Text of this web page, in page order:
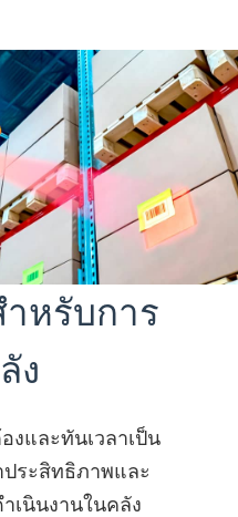
บบไทย
Việt
magyar
อบ
ก่ผู้ใช้
หาคู่ครอง
หรับการ
ง
และทันเวลาเป็น
ระสิทธิภาพและ
เนินงานในคลัง